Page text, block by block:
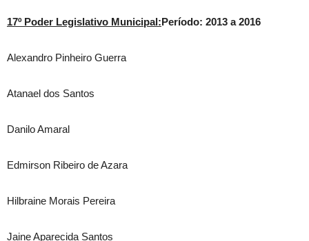
17º Poder Legislativo Municipal:Período: 2013 a 2016
Alexandro Pinheiro Guerra
Atanael dos Santos
Danilo Amaral
Edmirson Ribeiro de Azara
Hilbraine Morais Pereira
Jaine Aparecida Santos